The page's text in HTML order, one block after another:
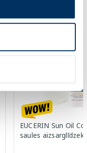
EUCERIN Sun Oil
saules